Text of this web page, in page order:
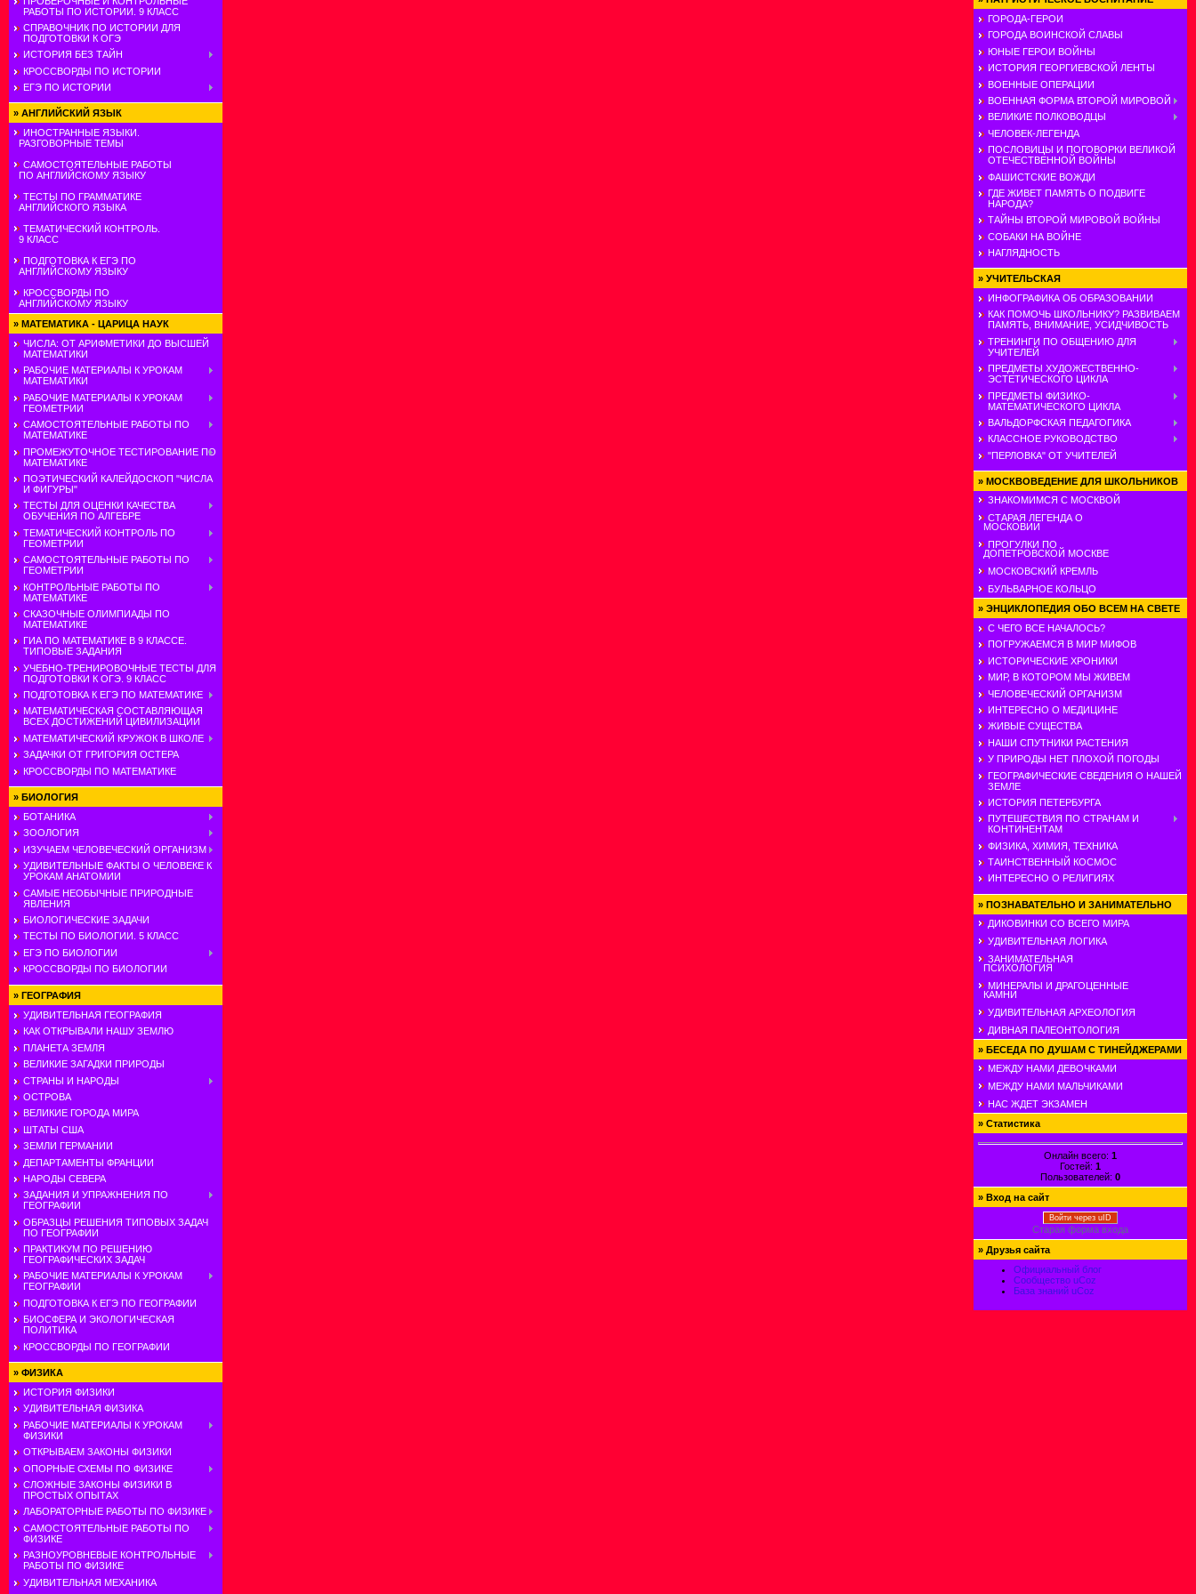
РАБОТЫ ПО ИСТОРИИ. 9 КЛАСС
СПРАВОЧНИК ПО ИСТОРИИ ДЛЯ
ПОДГОТОВКИ К ОГЭ
ИСТОРИЯ БЕЗ ТАЙН
КРОССВОРДЫ ПО ИСТОРИИ
ЕГЭ ПО ИСТОРИИ
» АНГЛИЙСКИЙ ЯЗЫК
ИНОСТРАННЫЕ ЯЗЫКИ.
РАЗГОВОРНЫЕ ТЕМЫ
САМОСТОЯТЕЛЬНЫЕ РАБОТЫ
ПО АНГЛИЙСКОМУ ЯЗЫКУ
ТЕСТЫ ПО ГРАММАТИКЕ
АНГЛИЙСКОГО ЯЗЫКА
ТЕМАТИЧЕСКИЙ КОНТРОЛЬ.
9 КЛАСС
ПОДГОТОВКА К ЕГЭ ПО
АНГЛИЙСКОМУ ЯЗЫКУ
КРОССВОРДЫ ПО
АНГЛИЙСКОМУ ЯЗЫКУ
» МАТЕМАТИКА - ЦАРИЦА НАУК
ЧИСЛА: ОТ АРИФМЕТИКИ ДО ВЫСШЕЙ
МАТЕМАТИКИ
РАБОЧИЕ МАТЕРИАЛЫ К УРОКАМ
МАТЕМАТИКИ
РАБОЧИЕ МАТЕРИАЛЫ К УРОКАМ
ГЕОМЕТРИИ
САМОСТОЯТЕЛЬНЫЕ РАБОТЫ ПО
МАТЕМАТИКЕ
ПРОМЕЖУТОЧНОЕ ТЕСТИРОВАНИЕ ПО
МАТЕМАТИКЕ
ПОЭТИЧЕСКИЙ КАЛЕЙДОСКОП "ЧИСЛА
И ФИГУРЫ"
ТЕСТЫ ДЛЯ ОЦЕНКИ КАЧЕСТВА
ОБУЧЕНИЯ ПО АЛГЕБРЕ
ТЕМАТИЧЕСКИЙ КОНТРОЛЬ ПО
ГЕОМЕТРИИ
САМОСТОЯТЕЛЬНЫЕ РАБОТЫ ПО
ГЕОМЕТРИИ
КОНТРОЛЬНЫЕ РАБОТЫ ПО
МАТЕМАТИКЕ
СКАЗОЧНЫЕ ОЛИМПИАДЫ ПО
МАТЕМАТИКЕ
ГИА ПО МАТЕМАТИКЕ В 9 КЛАССЕ.
ТИПОВЫЕ ЗАДАНИЯ
УЧЕБНО-ТРЕНИРОВОЧНЫЕ ТЕСТЫ ДЛЯ
ПОДГОТОВКИ К ОГЭ. 9 КЛАСС
ПОДГОТОВКА К ЕГЭ ПО МАТЕМАТИКЕ
МАТЕМАТИЧЕСКАЯ СОСТАВЛЯЮЩАЯ
ВСЕХ ДОСТИЖЕНИЙ ЦИВИЛИЗАЦИИ
МАТЕМАТИЧЕСКИЙ КРУЖОК В ШКОЛЕ
ЗАДАЧКИ ОТ ГРИГОРИЯ ОСТЕРА
КРОССВОРДЫ ПО МАТЕМАТИКЕ
» БИОЛОГИЯ
БОТАНИКА
ЗООЛОГИЯ
ИЗУЧАЕМ ЧЕЛОВЕЧЕСКИЙ ОРГАНИЗМ
УДИВИТЕЛЬНЫЕ ФАКТЫ О ЧЕЛОВЕКЕ К
УРОКАМ АНАТОМИИ
САМЫЕ НЕОБЫЧНЫЕ ПРИРОДНЫЕ
ЯВЛЕНИЯ
БИОЛОГИЧЕСКИЕ ЗАДАЧИ
ТЕСТЫ ПО БИОЛОГИИ. 5 КЛАСС
ЕГЭ ПО БИОЛОГИИ
КРОССВОРДЫ ПО БИОЛОГИИ
» ГЕОГРАФИЯ
УДИВИТЕЛЬНАЯ ГЕОГРАФИЯ
КАК ОТКРЫВАЛИ НАШУ ЗЕМЛЮ
ПЛАНЕТА ЗЕМЛЯ
ВЕЛИКИЕ ЗАГАДКИ ПРИРОДЫ
СТРАНЫ И НАРОДЫ
ОСТРОВА
ВЕЛИКИЕ ГОРОДА МИРА
ШТАТЫ США
ЗЕМЛИ ГЕРМАНИИ
ДЕПАРТАМЕНТЫ ФРАНЦИИ
НАРОДЫ СЕВЕРА
ЗАДАНИЯ И УПРАЖНЕНИЯ ПО
ГЕОГРАФИИ
ОБРАЗЦЫ РЕШЕНИЯ ТИПОВЫХ ЗАДАЧ
ПО ГЕОГРАФИИ
ПРАКТИКУМ ПО РЕШЕНИЮ
ГЕОГРАФИЧЕСКИХ ЗАДАЧ
РАБОЧИЕ МАТЕРИАЛЫ К УРОКАМ
ГЕОГРАФИИ
ПОДГОТОВКА К ЕГЭ ПО ГЕОГРАФИИ
БИОСФЕРА И ЭКОЛОГИЧЕСКАЯ
ПОЛИТИКА
КРОССВОРДЫ ПО ГЕОГРАФИИ
» ФИЗИКА
ИСТОРИЯ ФИЗИКИ
УДИВИТЕЛЬНАЯ ФИЗИКА
РАБОЧИЕ МАТЕРИАЛЫ К УРОКАМ
ФИЗИКИ
ОТКРЫВАЕМ ЗАКОНЫ ФИЗИКИ
ОПОРНЫЕ СХЕМЫ ПО ФИЗИКЕ
СЛОЖНЫЕ ЗАКОНЫ ФИЗИКИ В
ПРОСТЫХ ОПЫТАХ
ЛАБОРАТОРНЫЕ РАБОТЫ ПО ФИЗИКЕ
САМОСТОЯТЕЛЬНЫЕ РАБОТЫ ПО
ФИЗИКЕ
РАЗНОУРОВНЕВЫЕ КОНТРОЛЬНЫЕ
РАБОТЫ ПО ФИЗИКЕ
УДИВИТЕЛЬНАЯ МЕХАНИКА
ГОРОДА-ГЕРОИ
ГОРОДА ВОИНСКОЙ СЛАВЫ
ЮНЫЕ ГЕРОИ ВОЙНЫ
ИСТОРИЯ ГЕОРГИЕВСКОЙ ЛЕНТЫ
ВОЕННЫЕ ОПЕРАЦИИ
ВОЕННАЯ ФОРМА ВТОРОЙ МИРОВОЙ
ВЕЛИКИЕ ПОЛКОВОДЦЫ
ЧЕЛОВЕК-ЛЕГЕНДА
ПОСЛОВИЦЫ И ПОГОВОРКИ ВЕЛИКОЙ
ОТЕЧЕСТВЕННОЙ ВОЙНЫ
ФАШИСТСКИЕ ВОЖДИ
ГДЕ ЖИВЕТ ПАМЯТЬ О ПОДВИГЕ
НАРОДА?
ТАЙНЫ ВТОРОЙ МИРОВОЙ ВОЙНЫ
СОБАКИ НА ВОЙНЕ
НАГЛЯДНОСТЬ
» УЧИТЕЛЬСКАЯ
ИНФОГРАФИКА ОБ ОБРАЗОВАНИИ
КАК ПОМОЧЬ ШКОЛЬНИКУ? РАЗВИВАЕМ
ПАМЯТЬ, ВНИМАНИЕ, УСИДЧИВОСТЬ
ТРЕНИНГИ ПО ОБЩЕНИЮ ДЛЯ
УЧИТЕЛЕЙ
ПРЕДМЕТЫ ХУДОЖЕСТВЕННО-
ЭСТЕТИЧЕСКОГО ЦИКЛА
ПРЕДМЕТЫ ФИЗИКО-
МАТЕМАТИЧЕСКОГО ЦИКЛА
ВАЛЬДОРФСКАЯ ПЕДАГОГИКА
КЛАССНОЕ РУКОВОДСТВО
"ПЕРЛОВКА" ОТ УЧИТЕЛЕЙ
» МОСКВОВЕДЕНИЕ ДЛЯ ШКОЛЬНИКОВ
ЗНАКОМИМСЯ С МОСКВОЙ
СТАРАЯ ЛЕГЕНДА О
МОСКОВИИ
ПРОГУЛКИ ПО
ДОПЕТРОВСКОЙ МОСКВЕ
МОСКОВСКИЙ КРЕМЛЬ
БУЛЬВАРНОЕ КОЛЬЦО
» ЭНЦИКЛОПЕДИЯ ОБО ВСЕМ НА СВЕТЕ
С ЧЕГО ВСЕ НАЧАЛОСЬ?
ПОГРУЖАЕМСЯ В МИР МИФОВ
ИСТОРИЧЕСКИЕ ХРОНИКИ
МИР, В КОТОРОМ МЫ ЖИВЕМ
ЧЕЛОВЕЧЕСКИЙ ОРГАНИЗМ
ИНТЕРЕСНО О МЕДИЦИНЕ
ЖИВЫЕ СУЩЕСТВА
НАШИ СПУТНИКИ РАСТЕНИЯ
У ПРИРОДЫ НЕТ ПЛОХОЙ ПОГОДЫ
ГЕОГРАФИЧЕСКИЕ СВЕДЕНИЯ О НАШЕЙ
ЗЕМЛЕ
ИСТОРИЯ ПЕТЕРБУРГА
ПУТЕШЕСТВИЯ ПО СТРАНАМ И
КОНТИНЕНТАМ
ФИЗИКА, ХИМИЯ, ТЕХНИКА
ТАИНСТВЕННЫЙ КОСМОС
ИНТЕРЕСНО О РЕЛИГИЯХ
» ПОЗНАВАТЕЛЬНО И ЗАНИМАТЕЛЬНО
ДИКОВИНКИ СО ВСЕГО МИРА
УДИВИТЕЛЬНАЯ ЛОГИКА
ЗАНИМАТЕЛЬНАЯ
ПСИХОЛОГИЯ
МИНЕРАЛЫ И ДРАГОЦЕННЫЕ
КАМНИ
УДИВИТЕЛЬНАЯ АРХЕОЛОГИЯ
ДИВНАЯ ПАЛЕОНТОЛОГИЯ
» БЕСЕДА ПО ДУШАМ С ТИНЕЙДЖЕРАМИ
МЕЖДУ НАМИ ДЕВОЧКАМИ
МЕЖДУ НАМИ МАЛЬЧИКАМИ
НАС ЖДЕТ ЭКЗАМЕН
» Статистика
Онлайн всего: 1
Гостей: 1
Пользователей: 0
» Вход на сайт
Войти через uID
Старая форма входа
» Друзья сайта
Официальный блог
Сообщество uCoz
База знаний uCoz